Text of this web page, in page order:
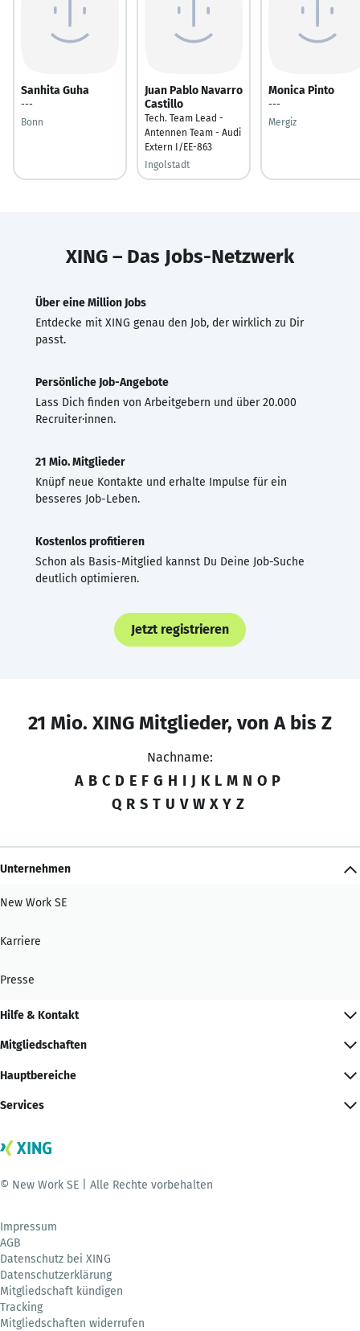
Sanhita Guha
---
Bonn
Juan Pablo Navarro
Castillo
Tech. Team Lead -
Antennen Team - Audi
Extern I/EE-863
Ingolstadt
Monica Pinto
---
Mergiz
XING – Das Jobs-Netzwerk
Über eine Million Jobs
Entdecke mit XING genau den Job, der wirklich zu Dir
passt.
Persönliche Job-Angebote
Lass Dich finden von Arbeitgebern und über 20.000
Recruiter·innen.
21 Mio. Mitglieder
Knüpf neue Kontakte und erhalte Impulse für ein
besseres Job-Leben.
Kostenlos profitieren
Schon als Basis-Mitglied kannst Du Deine Job-Suche
deutlich optimieren.
Jetzt registrieren
21 Mio. XING Mitglieder, von A bis Z
Nachname:
A B C D E F G H I J K L M N O P
Q R S T U V W X Y Z
Unternehmen
New Work SE
Karriere
Presse
Hilfe & Kontakt
Mitgliedschaften
Hauptbereiche
Services
© New Work SE | Alle Rechte vorbehalten
Impressum
AGB
Datenschutz bei XING
Datenschutzerklärung
Mitgliedschaft kündigen
Tracking
Mitgliedschaften widerrufen